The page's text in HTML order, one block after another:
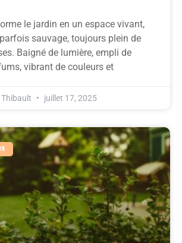
le jardin en un espace vivant,
sauvage, toujours plein de
Baigné de lumière, empli de
vibrant de couleurs et
Thibault juillet 17, 2025